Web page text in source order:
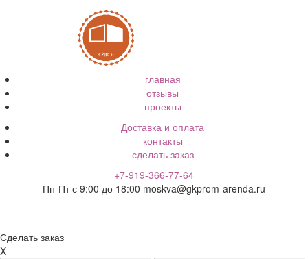
главная
отзывы
проекты
Доставка и оплата
контакты
сделать заказ
+7-919-366-77-64
Пн-Пт с 9:00 до 18:00 moskva@gkprom-arenda.ru
Сделать заказ
X